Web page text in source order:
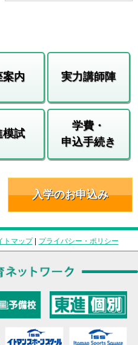
案内 実力講師陣
模試
学費・
申込手続き
入学のお申込み
トマップ| プライバシー・ポリシー